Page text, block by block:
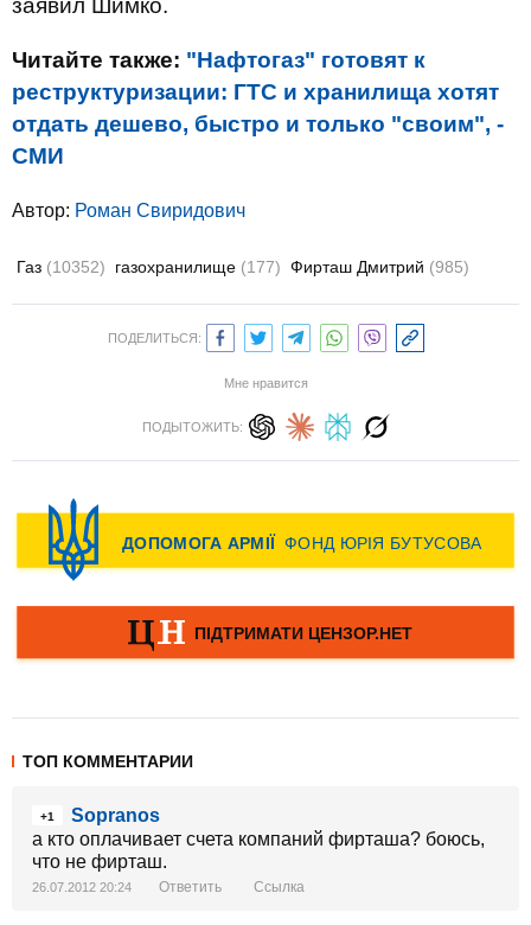
заявил Шимко.
Читайте также: "Нафтогаз" готовят к
реструктуризации: ГТС и хранилища хотят
отдать дешево, быстро и только "своим", -
СМИ
Автор: Роман Свиридович
Газ (10352) газохранилище (177) Фирташ Дмитрий (985)
ПОДЕЛИТЬСЯ:
Мне нравится
ПОДЫТОЖИТЬ:
ТОП КОММЕНТАРИИ
+1
Sopranos
а кто оплачивает счета компаний фирташа? боюсь,
что не фирташ.
26.07.2012 20:24 Ответить Ссылка